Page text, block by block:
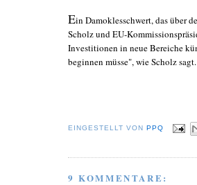
Ein Damoklesschwert, das über
Scholz und EU-
Investitionen in neue Bereiche
beginnen müsse", wie Scholz sagt.
EINGESTELLT VON PPQ
9 KOMMENTARE: